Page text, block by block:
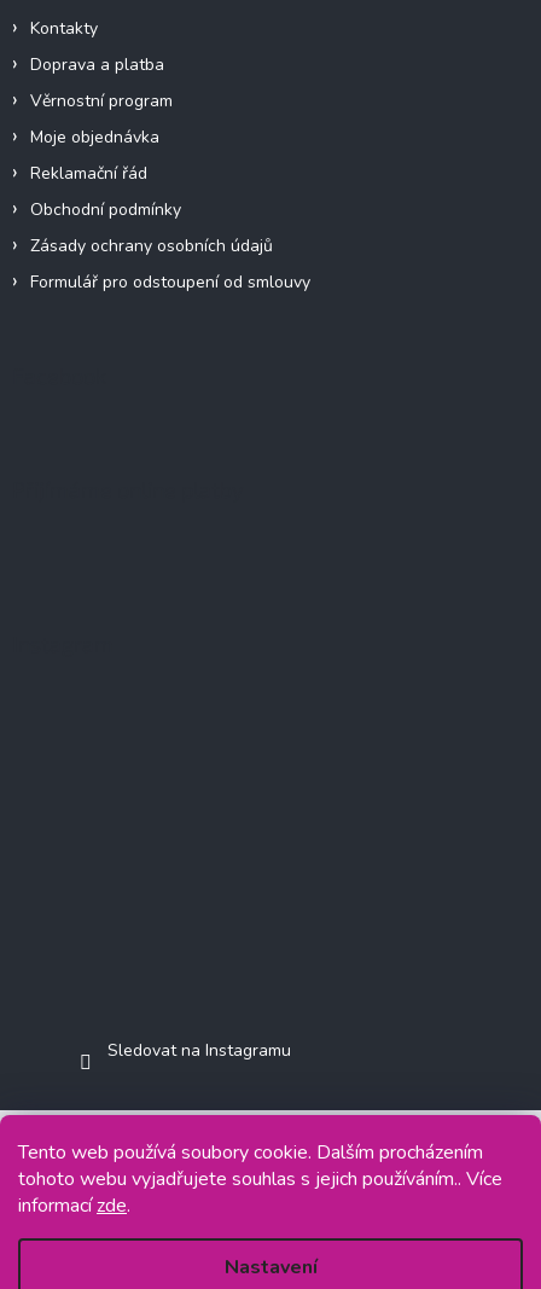
Tento web používá soubory cookie. Dalším procházením
tohoto webu vyjadřujete souhlas s jejich používáním.. Více
informacízde.
Nastavení
Kontakty
Doprava a platba
Věrnostní program
Moje objednávka
Reklamační řád
Obchodní podmínky
Zásady ochrany osobních údajů
Formulář pro odstoupení od smlouvy
Sledovat na Instagramu
Copyright 2026Jasminkashop.cz. Všechna práva vyhrazena.